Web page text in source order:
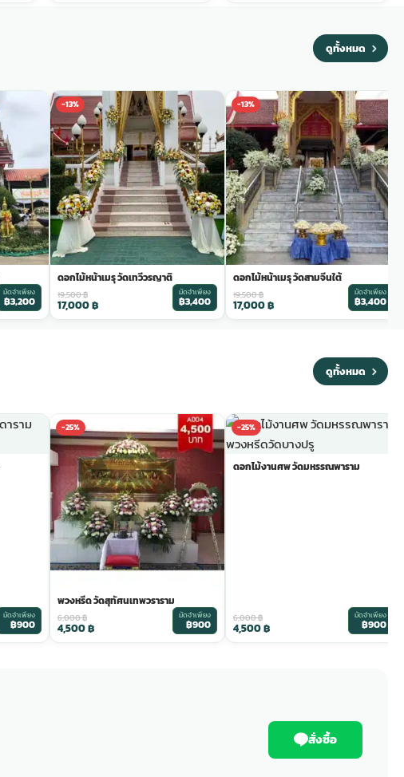
ดูทั้งหมด
มัดจำเพียง
฿3,200
-13%
ดอกไม้หน้าเมรุ วัดเทวีวรญาติ
19,500฿
17,000฿
มัดจำเพียง
฿3,400
-13%
ดอกไม้หน้าเมรุ วัดสามจีนใต้
19,500฿
17,000฿
มัดจำเพียง
฿3,400
ดูทั้งหมด
มัดจำเพียง
฿900
-25%
พวงหรีด วัดสุทัศนเทพวราราม
6,000฿
4,500฿
มัดจำเพียง
฿900
-25%
ดอกไม้งานศพ วัดมหรรณพาราม
6,000฿
4,500฿
มัดจำเพียง
฿900
สั่งซื้อ